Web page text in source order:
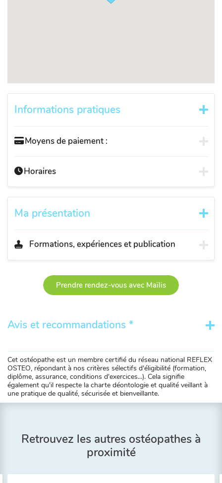
Informations pratiques
Moyens de paiement :
Horaires
Ma présentation
Formations, expériences et publication
Prendre rendez-vous avec Maïlis
Avis et recommandations *
Cet ostéopathe est un membre certifié du réseau national REFLEX
OSTEO, répondant à nos critères sélectifs d'éligibilité (formation,
diplôme, assurance, conditions d'exercices...). Cela signifie
également qu'il respecte la charte déontologie et qualité veillant à
une pratique de qualité, sécurisée et bienveillante.
Retrouvez les autres ostéopathes à
proximité